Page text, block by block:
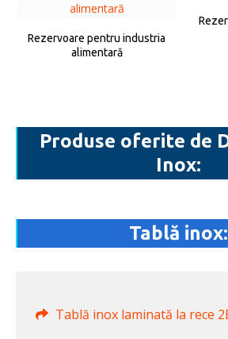
Rezervoare pentru industria
alimentară
Produse oferite de
Inox:
Tablă inox:
Tablă inox laminată la rece